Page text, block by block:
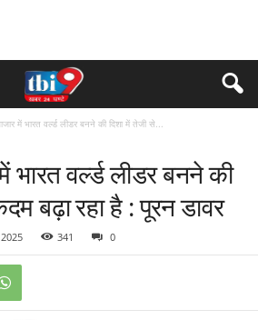
में भारत वर्ल्ड लीडर बनने की दिशा में तेजी से...
भारत वर्ल्ड लीडर बनने की
बढ़ा रहा है : पूरन डावर
341 0